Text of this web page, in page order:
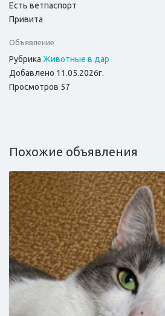
Есть ветпаспорт
Привита
Объявление
Рубрика Животные в дар
Добавлено 11.05.2026г.
Просмотров 57
Похожие объявления